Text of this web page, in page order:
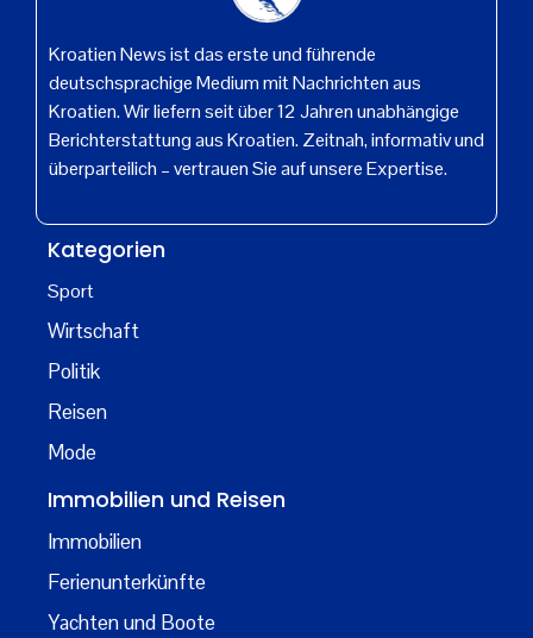
Kroatien News ist das erste und führende
deutschsprachige Medium mit Nachrichten aus
Kroatien. Wir liefern seit über 12 Jahren unabhängige
Berichterstattung aus Kroatien. Zeitnah, informativ und
überparteilich – vertrauen Sie auf unsere Expertise.
Kategorien
Sport
Wirtschaft
Politik
Reisen
Mode
Immobilien und Reisen
Immobilien
Ferienunterkünfte
Yachten und Boote